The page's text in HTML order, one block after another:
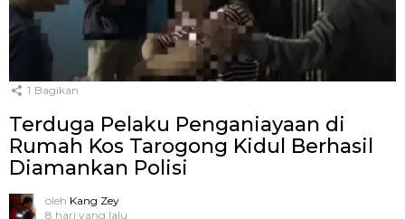
1 Bagikan
Terduga Pelaku Penganiayaan di
Rumah Kos Tarogong Kidul Berhasil
Diamankan Polisi
oleh Kang Zey
8 hari yang lalu